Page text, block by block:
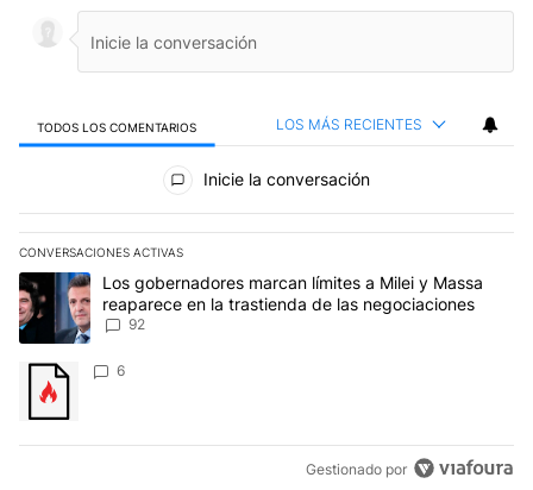
TODOS LOS COMENTARIOS LOS MÁS RECIENTES
Todos los comentarios
Inicie la conversación
CONVERSACIONES ACTIVAS
Este listado muestra los artículos con más comentarios en los
Un artículo de tendencia con el título "Los gobernadores marcan
Los gobernadores marcan límites a Milei y Massa
reaparece en la trastienda de las negociaciones
92
Un artículo de tendencia con el título "" con 6 comentarios.
6
Gestionado por